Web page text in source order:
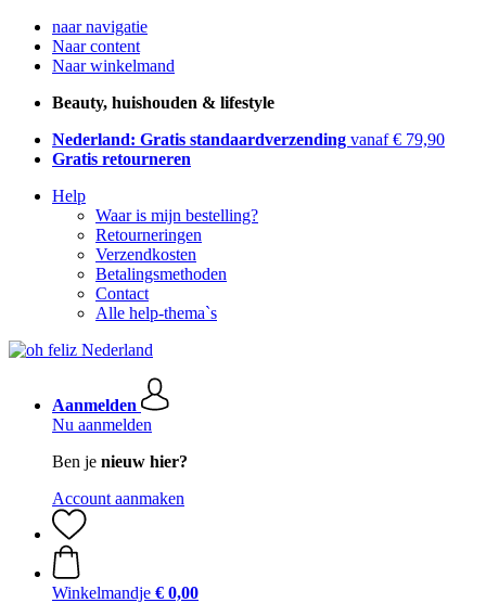
naar navigatie
Naar content
Naar winkelmand
Beauty, huishouden & lifestyle
Nederland: Gratis standaardverzending vanaf € 79,90
Gratis retourneren
Help
Waar is mijn bestelling?
Retourneringen
Verzendkosten
Betalingsmethoden
Contact
Alle help-thema`s
Aanmelden
Nu aanmelden
Ben je nieuw hier?
Account aanmaken
Winkelmandje € 0,00